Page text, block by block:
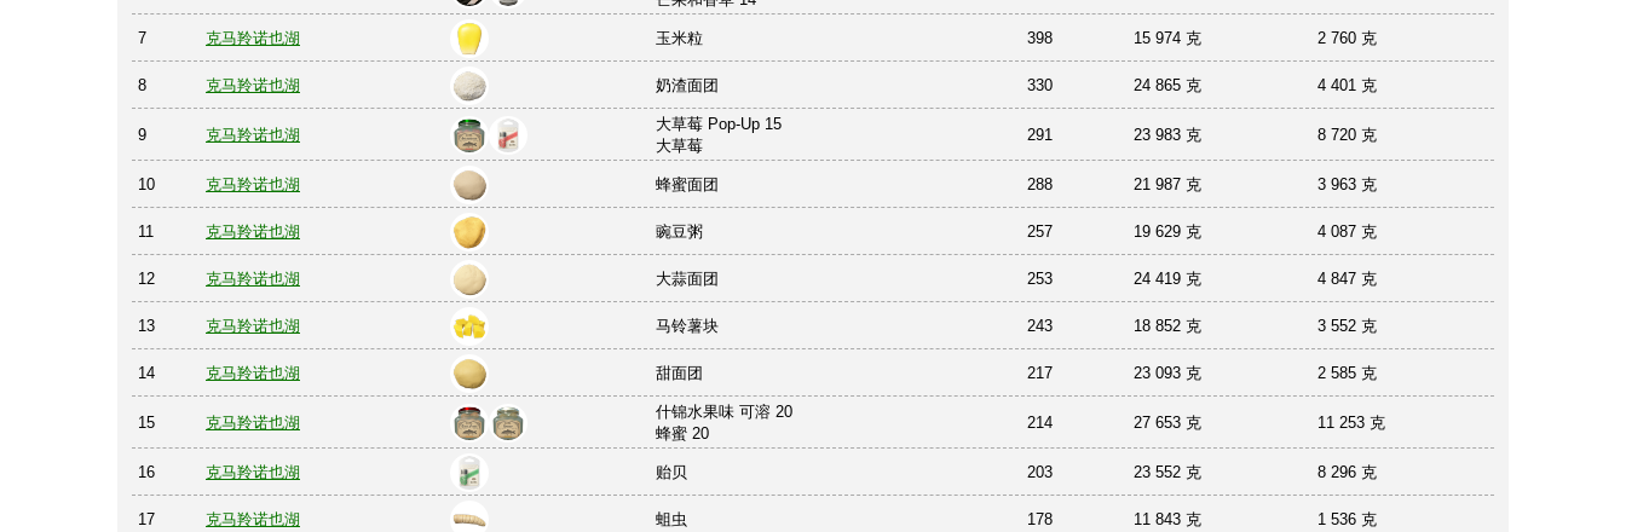
7 克马羚诺也湖 玉米粒 398 15 974 克 2 760 克
8 克马羚诺也湖 奶渣面团 330 24 865 克 4 401 克
9 克马羚诺也湖
大草莓 Pop-Up 15
大草莓
291 23 983 克 8 720 克
10 克马羚诺也湖 蜂蜜面团 288 21 987 克 3 963 克
11 克马羚诺也湖 豌豆粥 257 19 629 克 4 087 克
12 克马羚诺也湖 大蒜面团 253 24 419 克 4 847 克
13 克马羚诺也湖 马铃薯块 243 18 852 克 3 552 克
14 克马羚诺也湖 甜面团 217 23 093 克 2 585 克
15 克马羚诺也湖
什锦水果味 可溶 20
蜂蜜 20
214 27 653 克 11 253 克
16 克马羚诺也湖 贻贝 203 23 552 克 8 296 克
17 克马羚诺也湖 蛆虫 178 11 843 克 1 536 克